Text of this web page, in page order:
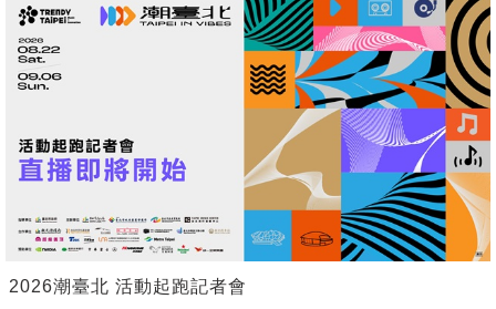
2026潮臺北 活動起跑記者會